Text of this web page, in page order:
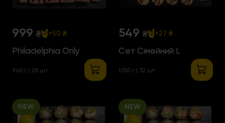
999 ₴ +50 ₴
Philadelphia Only
960 г | 28 шт
549 ₴ +27 ₴
Сет Сімейний L
1050 г | 32 шт
NEW NEW